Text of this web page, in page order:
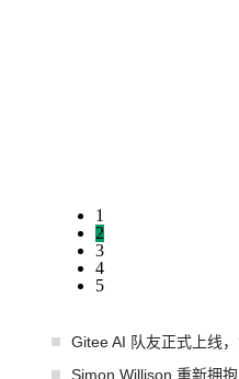
1
2
3
4
5
Gitee AI 队友正式上线
Simon Willison 重新拥